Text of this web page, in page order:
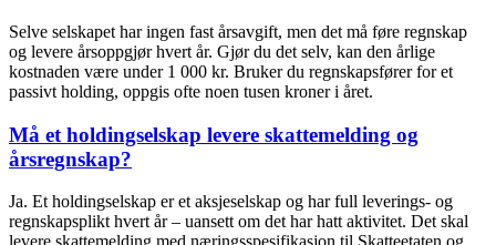
Selve selskapet har ingen fast årsavgift, men det må føre regnskap
og levere årsoppgjør hvert år. Gjør du det selv, kan den årlige
kostnaden være under 1 000 kr. Bruker du regnskapsfører for et
passivt holding, oppgis ofte noen tusen kroner i året.
Må et holdingselskap levere skattemelding og
årsregnskap?
Ja. Et holdingselskap er et aksjeselskap og har full leverings- og
regnskapsplikt hvert år – uansett om det har hatt aktivitet. Det skal